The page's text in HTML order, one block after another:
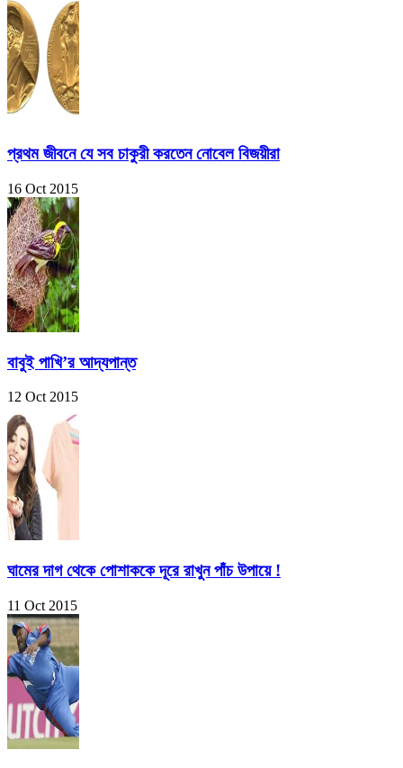
প্রথম জীবনে যে সব চাকুরী করতেন নোবেল বিজয়ীরা
16 Oct 2015
বাবুই পাখি’র আদ্যপান্ত
12 Oct 2015
ঘামের দাগ থেকে পোশাককে দূরে রাখুন পাঁচ উপায়ে !
11 Oct 2015